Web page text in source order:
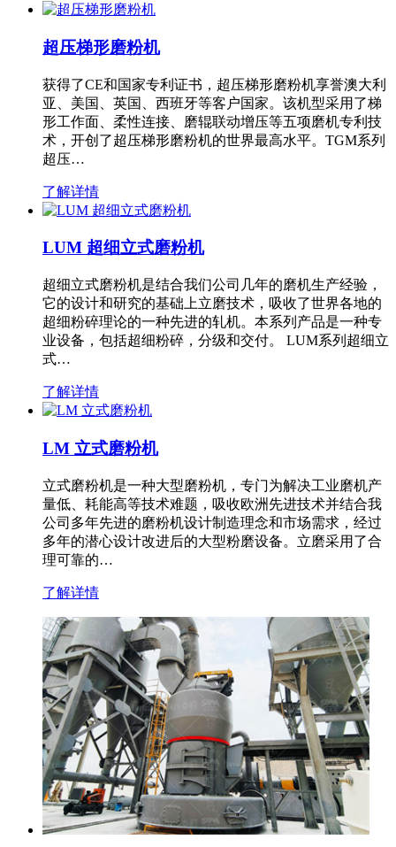
超压梯形磨粉机
获得了CE和国家专利证书，超压梯形磨粉机享誉澳大利
亚、美国、英国、西班牙等客户国家。该机型采用了梯
形工作面、柔性连接、磨辊联动增压等五项磨机专利技
术，开创了超压梯形磨粉机的世界最高水平。TGM系列
超压…
了解详情
LUM 超细立式磨粉机
超细立式磨粉机是结合我们公司几年的磨机生产经验，
它的设计和研究的基础上立磨技术，吸收了世界各地的
超细粉碎理论的一种先进的轧机。本系列产品是一种专
业设备，包括超细粉碎，分级和交付。 LUM系列超细立
式…
了解详情
LM 立式磨粉机
立式磨粉机是一种大型磨粉机，专门为解决工业磨机产
量低、耗能高等技术难题，吸收欧洲先进技术并结合我
公司多年先进的磨粉机设计制造理念和市场需求，经过
多年的潜心设计改进后的大型粉磨设备。立磨采用了合
理可靠的…
了解详情